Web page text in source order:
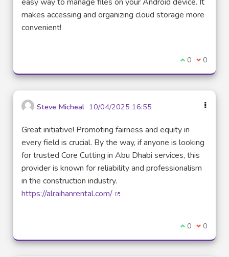
makes accessing and organizing cloud storage more
convenient!
Je suis
0 Je ne
0
Steve Micheal 10/04/2025 16:55
Great initiative! Promoting fairness and equity in
every field is crucial. By the way, if anyone is looking
for trusted Core Cutting in Abu Dhabi services, this
provider is known for reliability and professionalism
in the construction industry.
https://alraihanrental.com/
Je suis
0 Je ne
0